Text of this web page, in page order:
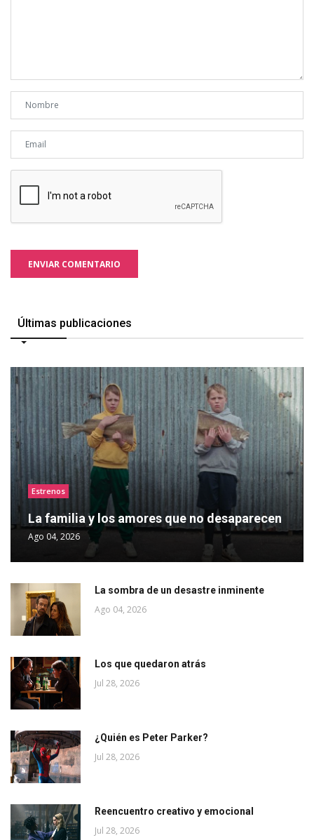
ENVIAR COMENTARIO
Últimas publicaciones
Estrenos
La familia y los amores que no desaparecen
Ago 04, 2026
La sombra de un desastre inminente
Ago 04, 2026
Los que quedaron atrás
Jul 28, 2026
¿Quién es Peter Parker?
Jul 28, 2026
Reencuentro creativo y emocional
Jul 28, 2026